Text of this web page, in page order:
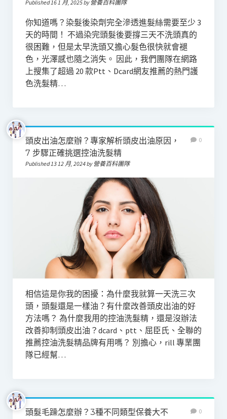
Published 16 1 月, 2025 by 營養百科團隊
你知道嗎？染髮後染劑完全滲透進髮絲需要至少 3
天的時間！ 不過染完頭髮後要撐三天不洗頭真的
很困難，但是太早洗頭又擔心髮色很快就會褪
色，光澤感也隨之消失。 因此，我們團隊在網路
上搜集了超過 20 款Ptt、Dcard網友推薦的熱門護
色洗髮精…
頭皮出油怎麼辦？專家解析頭皮出油原因，
7 步驟正確挑選控油洗髮精
Published 13 12 月, 2024 by 營養百科團隊
0
相信這是你我的困擾：為什麼我就算一天洗三次
頭，頭髮還是一樣油？有什麼改善頭皮出油的好
方法嗎？ 為什麼我用的控油洗髮精，還是沒辦法
改善抑制頭皮出油？dcard、ptt、屈臣氏、全聯的
推薦控油洗髮精品牌有用嗎？ 別擔心，rill 專業團
隊已經幫…
頭髮毛躁怎麼辦？3種不同類型保養大不
0